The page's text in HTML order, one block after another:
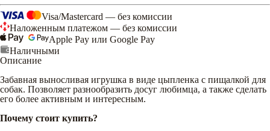
Visa/Mastercard — без комиссии
Наложенным платежом — без комиссии
Apple Pay или Google Pay
Наличными
Описание
Забавная выносливая игрушка в виде цыпленка с пищалкой для
собак. Позволяет разнообразить досуг любимца, а также сделать
его более активным и интересным.
Почему стоит купить?